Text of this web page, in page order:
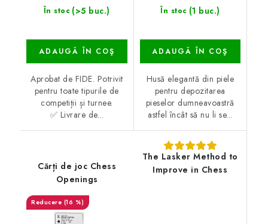
În stoc (>5 buc.)
ADAUGĂ ÎN COŞ
Aprobat de FIDE. Potrivit
pentru toate tipurile de
competiții și turnee.
✅ Livrare de...
În stoc (1 buc.)
ADAUGĂ ÎN COŞ
Husă elegantă din piele
pentru depozitarea
pieselor dumneavoastră
astfel încât să nu li se...
Cărți de joc Chess
Openings
(16 %)
The Lasker Method to
Improve in Chess